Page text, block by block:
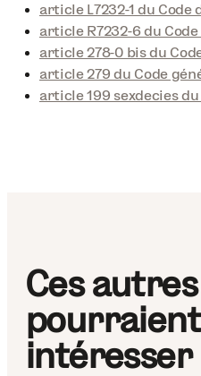
article L7232-1 du Code
article R7232-6 du Code
article 278-0 bis du
article 279 du Code
article 199 sexdecies
Ces
pourraient
intéresser